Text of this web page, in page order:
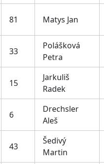
81 Matys Jan
33
Polášková
Petra
15
Jarkuliš
Radek
6
Drechsler
Aleš
43
Šedivý
Martin